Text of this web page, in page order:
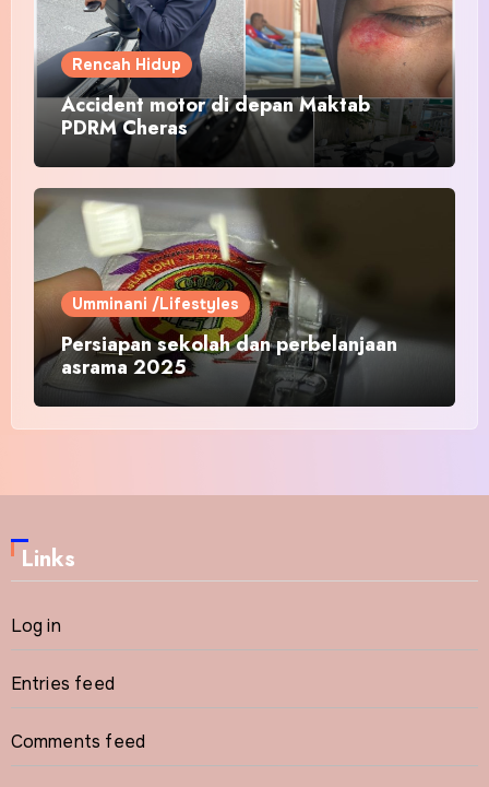
Rencah Hidup
Accident motor di depan Maktab
PDRM Cheras
Umminani /Lifestyles
Persiapan sekolah dan perbelanjaan
asrama 2025
Links
Log in
Entries feed
Comments feed